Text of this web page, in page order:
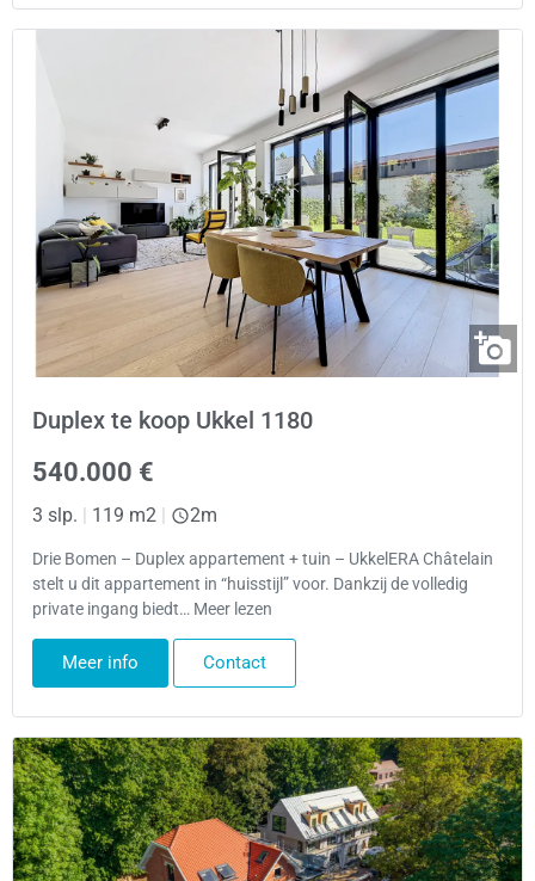
Duplex te koop Ukkel 1180
540.000 €
3 slp. | 119 m2 | 2m
Drie Bomen – Duplex appartement + tuin – UkkelERA Châtelain
stelt u dit appartement in “huisstijl” voor. Dankzij de volledig
private ingang biedt… Meer lezen
Meer info Contact